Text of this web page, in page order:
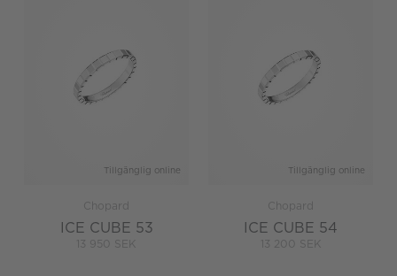
Tillgänglig online
Chopard
ICE CUBE 53
13 950 SEK
Tillgänglig online
Chopard
ICE CUBE 54
13 200 SEK